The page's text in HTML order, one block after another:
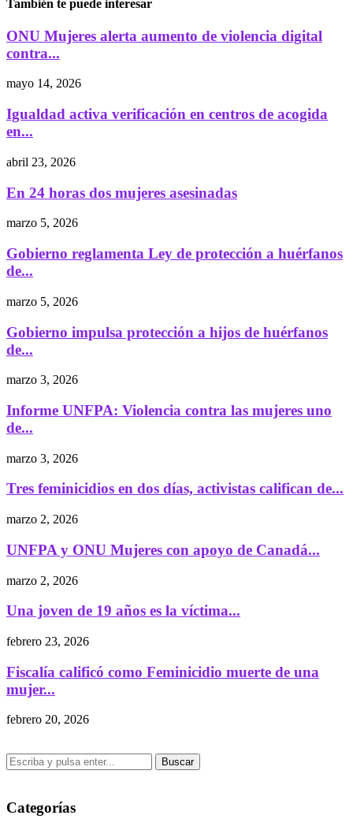
También te puede interesar
ONU Mujeres alerta aumento de violencia digital
contra...
mayo 14, 2026
Igualdad activa verificación en centros de acogida
en...
abril 23, 2026
En 24 horas dos mujeres asesinadas
marzo 5, 2026
Gobierno reglamenta Ley de protección a huérfanos
de...
marzo 5, 2026
Gobierno impulsa protección a hijos de huérfanos
de...
marzo 3, 2026
Informe UNFPA: Violencia contra las mujeres uno
de...
marzo 3, 2026
Tres feminicidios en dos días, activistas califican de...
marzo 2, 2026
UNFPA y ONU Mujeres con apoyo de Canadá...
marzo 2, 2026
Una joven de 19 años es la víctima...
febrero 23, 2026
Fiscalía calificó como Feminicidio muerte de una
mujer...
febrero 20, 2026
Buscar
Categorías